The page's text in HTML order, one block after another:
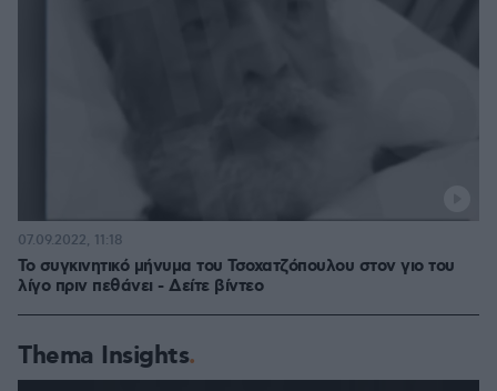
Το συγκινητικό μήνυμα του Τσοχατζόπουλου στον γιο του
λίγο πριν πεθάνει - Δείτε βίντεο
07.09.2022, 11:18
Thema Insights